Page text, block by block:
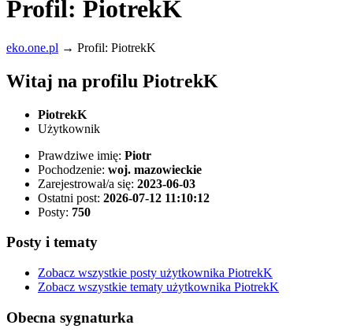
Profil: PiotrekK
eko.one.pl → Profil: PiotrekK
Witaj na profilu PiotrekK
PiotrekK
Użytkownik
Prawdziwe imię: Piotr
Pochodzenie: woj. mazowieckie
Zarejestrował/a się: 2023-06-03
Ostatni post: 2026-07-12 11:10:12
Posty: 750
Posty i tematy
Zobacz wszystkie posty użytkownika PiotrekK
Zobacz wszystkie tematy użytkownika PiotrekK
Obecna sygnaturka